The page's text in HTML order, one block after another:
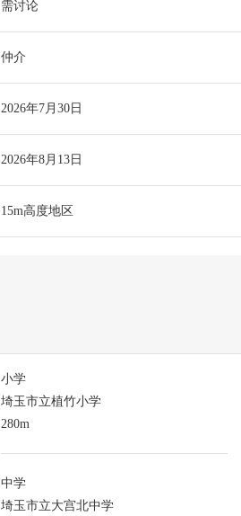
需讨论
仲介
2026年7月30日
2026年8月13日
15m高度地区
小学
埼玉市立植竹小学
280m
中学
埼玉市立大宫北中学